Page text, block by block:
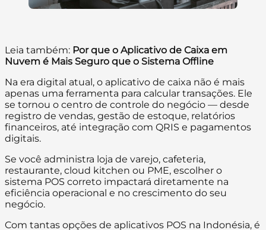
Leia também: Por que o Aplicativo de Caixa em
Nuvem é Mais Seguro que o Sistema Offline
Na era digital atual, o aplicativo de caixa não é mais
apenas uma ferramenta para calcular transações. Ele
se tornou o centro de controle do negócio — desde
registro de vendas, gestão de estoque, relatórios
financeiros, até integração com QRIS e pagamentos
digitais.
Se você administra loja de varejo, cafeteria,
restaurante, cloud kitchen ou PME, escolher o
sistema POS correto impactará diretamente na
eficiência operacional e no crescimento do seu
negócio.
Com tantas opções de aplicativos POS na Indonésia, é